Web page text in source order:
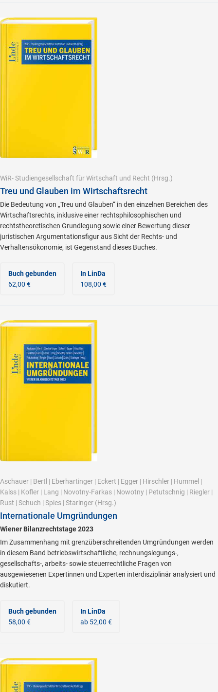
WiR- Studiengesellschaft für Wirtschaft und Recht (Hrsg.)
Treu und Glauben im Wirtschaftsrecht
Die Bedeutung von „Treu und Glauben“ in den einzelnen Bereichen des
Wirtschaftsrechts, inklusive einer rechtsphilosophischen und
rechtstheoretischen Grundlegung sowie einer Bewertung dieser
juristischen Argumentationsfigur aus Sicht der Rechts- und
Verhaltensökonomie, ist Gegenstand dieses Buches.
Buch gebunden
62,00 €
In LinDa
108,00 €
Aschauer | Bertl | Eberhartinger | Eckert | Egger | Hirschler | Hummel |
Kalss | Kofler | Lang | Novotny-Farkas | Nowotny | Petutschnig | Riegler |
Rust | Schuch | Spies | Staringer (Hrsg.)
Internationale Umgründungen
Wiener Bilanzrechtstage 2023
Im Zusammenhang mit grenzüberschreitenden Umgründungen werden
in diesem Band betriebswirtschaftliche, rechnungslegungs-,
gesellschafts-, arbeits- sowie steuerrechtliche Fragen von
ausgewiesenen Expertinnen und Experten interdisziplinär analysiert und
diskutiert.
Buch gebunden
58,00 €
In LinDa
ab 52,00 €